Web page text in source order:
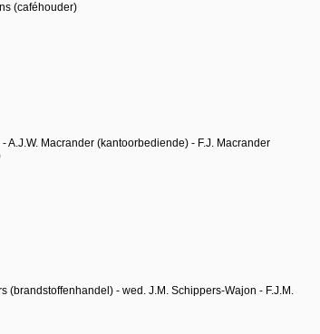
(caféhouder)
Macrander (kantoorbediende) - F.J. Macrander
(brandstoffenhandel) - wed. J.M. Schippers-Wajon - F.J.M.